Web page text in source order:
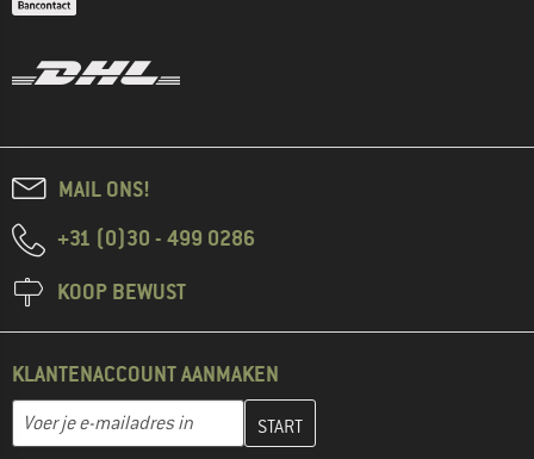
MAIL ONS!
+31 (0)30 - 499 0286
KOOP BEWUST
KLANTENACCOUNT AANMAKEN
E-mailadres
Vul je e-mailadres hier in en maak in de volgende stap je